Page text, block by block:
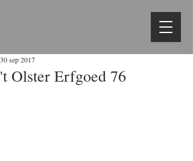
't Olster Erfgoed 76
30 sep 2017